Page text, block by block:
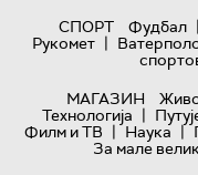
СПОРТ
Фудбал |
Рукомет |
МАГАЗИН
Технологијa |
Филм и ТВ | Наука |
За мале